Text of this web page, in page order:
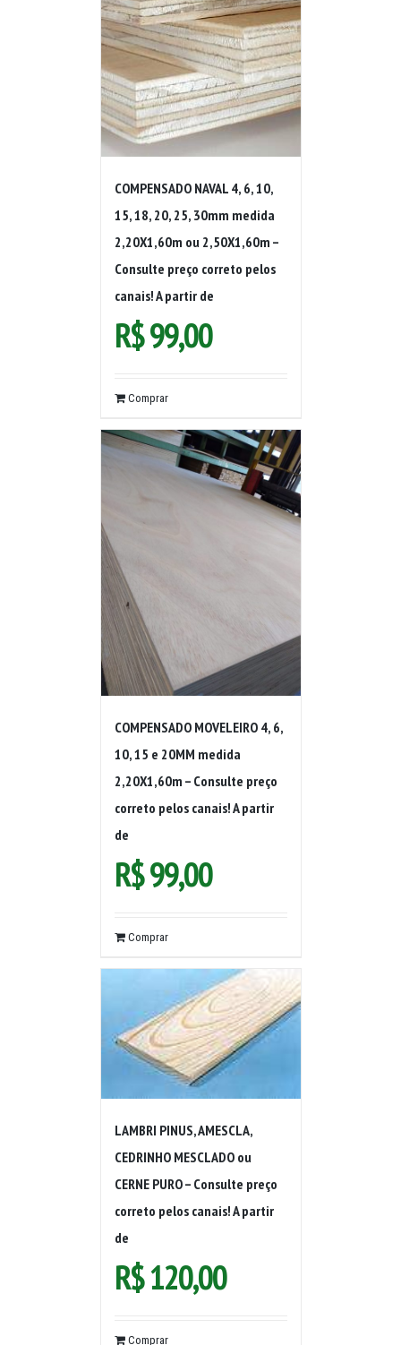
COMPENSADO NAVAL 4, 6, 10,
15, 18, 20, 25, 30mm medida
2,20X1,60m ou 2,50X1,60m –
Consulte preço correto pelos
canais! A partir de
R$99,00
Comprar
COMPENSADO MOVELEIRO 4, 6,
10, 15 e 20MM medida
2,20X1,60m – Consulte preço
correto pelos canais! A partir
de
R$99,00
Comprar
LAMBRI PINUS, AMESCLA,
CEDRINHO MESCLADO ou
CERNE PURO – Consulte preço
correto pelos canais! A partir
de
R$120,00
Comprar